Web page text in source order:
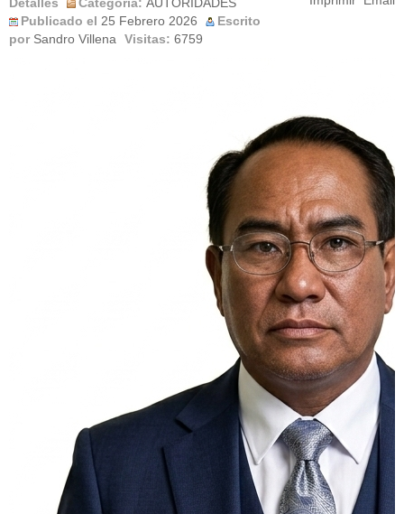
Detalles Categoría: AUTORIDADES
Publicado el 25 Febrero 2026
Escrito
por Sandro Villena Visitas: 6759